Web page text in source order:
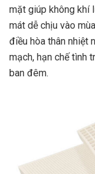
mặt giúp không khí
mát dễ chịu vào
điều hòa thân nhiệt
mạch, hạn chế tình
ban đêm.